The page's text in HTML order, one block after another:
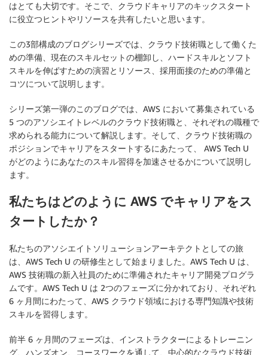
はとても大切です。そこで、クラウドキャリアのキックスタート
に役立つヒントやリソースを共有したいと思います。
この3部構成のブログシリーズでは、クラウド技術職として働くた
めの準備、現在のスキルセットの棚卸し、ハードスキルとソフト
スキルを伸ばすための演習とリソース、採用面接のための準備と
コツについて説明します。
シリーズ第一弾のこのブログでは、AWS において募集されている
5 つのアソシエイトレベルのクラウド技術職と、それぞれの職種で
求められる能力について解説します。そして、クラウド技術職の
ポジションでキャリアをスタートするにあたって、 AWS Tech U
がどのようにあなたのスキル習得を加速させるかについて説明し
ます。
私たちはどのように AWS でキャリアをス
タートしたか？
私たちのアソシエイトソリューションアーキテクトとしての旅
は、AWS Tech U の研修生として始まりました。AWS Tech U は、
AWS 技術職の新入社員のために準備されたキャリア開発プログラ
ムです。AWS Tech U は 2つのフェーズに分かれており、それぞれ
6 ヶ月間にわたって、AWS クラウド領域における専門知識や技術
スキルを習得します。
前半 6 ヶ月間のフェーズは、インストラクターによるトレーニン
グ、ハンズオン、コースワークを通して、中心的なクラウド技術